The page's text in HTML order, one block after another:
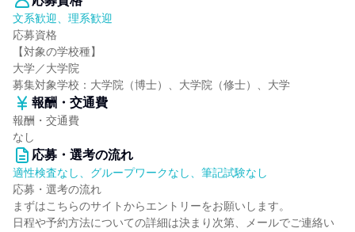
文系歓迎、理系歓迎
応募資格
【対象の学校種】
大学／大学院
募集対象学校：大学院（博士）、大学院（修士）、大学
報酬・交通費
報酬・交通費
なし
応募・選考の流れ
適性検査なし、グループワークなし、筆記試験なし
応募・選考の流れ
まずはこちらのサイトからエントリーをお願いします。
日程や予約方法についての詳細は決まり次第、メールでご連絡い